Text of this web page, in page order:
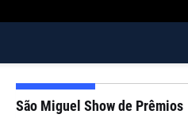
São Miguel Show de Prêmios